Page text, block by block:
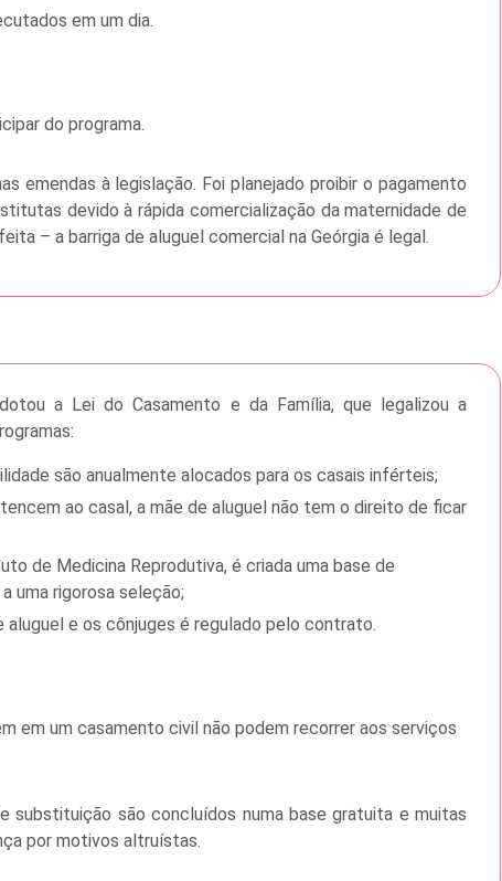
em um dia.
do programa.
emendas à legislação. Foi planejado proibir o pagamento
devido à rápida comercialização da maternidade de
– a barriga de aluguel comercial na Geórgia é legal.
a Lei do Casamento e da Família, que legalizou a
são anualmente alocados para os casais inférteis;
ao casal, a mãe de aluguel não tem o direito de ficar
de Medicina Reprodutiva, é criada uma base de
uma rigorosa seleção;
e os cônjuges é regulado pelo contrato.
em um casamento civil não podem recorrer aos serviços
substituição são concluídos numa base gratuita e muitas
por motivos altruístas.